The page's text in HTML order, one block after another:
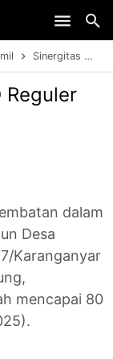
Sinergitas
Reguler
dalam
Desa
Karanganyar
mencapai 80